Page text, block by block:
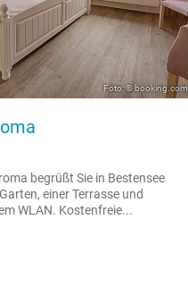
Foto: © booking.com
begrüßt Sie in Bestensee
einer Terrasse und
WLAN. Kostenfreie...